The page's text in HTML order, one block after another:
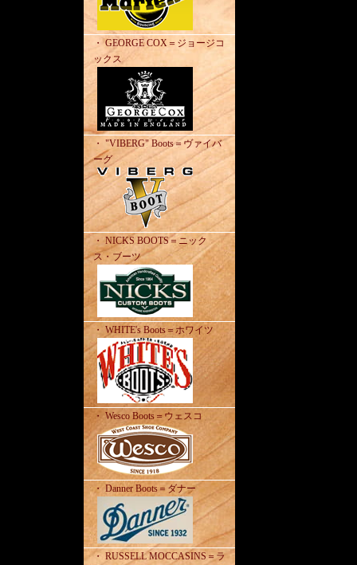
・ GEORGE COX＝ジョージコ
ックス
・ "VIBERG" Boots＝ヴァイバ
ーグ
・ NICKS BOOTS＝ニック
ス・ブーツ
・ WHITE's Boots＝ホワイツ
・ Wesco Boots＝ウェスコ
・ Danner Boots＝ダナー
・ RUSSELL MOCCASINS＝ラ